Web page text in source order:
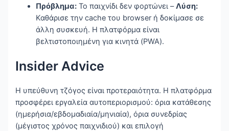
Πρόβλημα: Το παιχνίδι δεν φορτώνει –Λύση:
Καθάρισε την cache του browser ή δοκίμασε σε
άλλη συσκευή. Η πλατφόρμα είναι
βελτιστοποιημένη για κινητά (PWA).
Insider Advice
Η υπεύθυνη τζόγος είναι προτεραιότητα. Η πλατφόρμα
προσφέρει εργαλεία αυτοπεριορισμού: όρια κατάθεσης
(ημερήσια/εβδομαδιαία/μηνιαία), όρια συνεδρίας
(μέγιστος χρόνος παιχνιδιού) και επιλογή